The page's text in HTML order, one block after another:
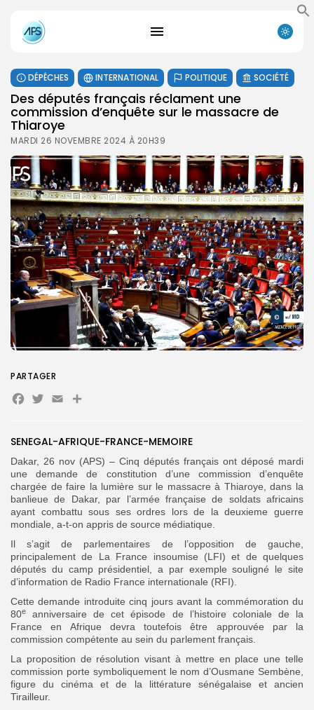
Search
Search
DÉPÊCHES INTERNATIONAL POLITIQUE SOCIÉTÉ
Des députés français réclament une
commission d’enquête sur le massacre de
Thiaroye
MARDI 26 NOVEMBRE 2024 À 20H39
SENEGAL-AFRIQUE-FRANCE-MEMOIRE
Dakar, 26 nov (APS) – Cinq députés français ont déposé mardi
une demande de constitution d’une commission d’enquête
chargée de faire la lumière sur le massacre à Thiaroye, dans la
banlieue de Dakar, par l’armée française de soldats africains
ayant combattu sous ses ordres lors de la deuxieme guerre
mondiale, a-t-on appris de source médiatique.
Il s’agit de parlementaires de l’opposition de gauche,
principalement de La France insoumise (LFI) et de quelques
députés du camp présidentiel, a par exemple souligné le site
d’information de Radio France internationale (RFI).
Cette demande introduite cinq jours avant la commémoration du
80e
anniversaire de cet épisode de l’histoire coloniale de la
France en Afrique devra toutefois être approuvée par la
commission compétente au sein du parlement français.
La proposition de résolution visant à mettre en place une telle
commission porte symboliquement le nom d’Ousmane Sembène,
figure du cinéma et de la littérature sénégalaise et ancien
Tirailleur.
PARTAGER
Facebook
Twitter
EmailPartager